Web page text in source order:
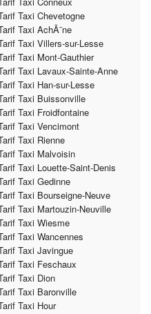
Taxi Chevetogne
Taxi AchÃ¨ne
Taxi Villers-sur-Lesse
Taxi Mont-Gauthier
Taxi Lavaux-Sainte-Anne
Taxi Han-sur-Lesse
Taxi Buissonville
Taxi Froidfontaine
Taxi Vencimont
Taxi Rienne
Taxi Malvoisin
Taxi Louette-Saint-Denis
Taxi Gedinne
Taxi Bourseigne-Neuve
Taxi Martouzin-Neuville
Taxi Wiesme
Taxi Wancennes
Taxi Javingue
Taxi Feschaux
Taxi Dion
Taxi Baronville
Taxi Hour